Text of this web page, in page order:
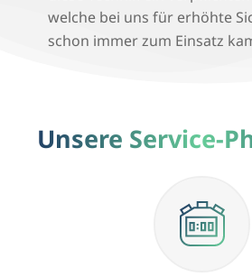
welche bei uns für erhöhte
schon immer zum Einsatz
Unsere Service-